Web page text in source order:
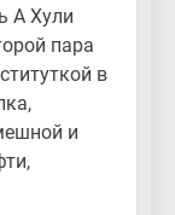
А Хули
пара
в
и